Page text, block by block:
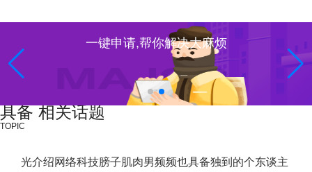
一键申请,帮你解决大麻烦
具备 相关话题
TOPIC
光介绍网络科技膀子肌肉男频频也具备独到的个东谈主